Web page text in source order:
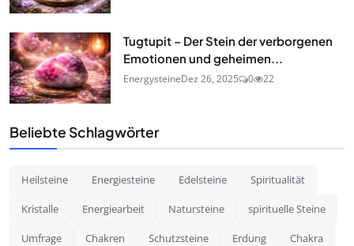
Tugtupit – Der Stein der verborgenen
Emotionen und geheimen...
EnergysteineDez 26, 2025 0 22
Beliebte Schlagwörter
Heilsteine Energiesteine Edelsteine Spiritualität
Kristalle Energiearbeit Natursteine spirituelle Steine
Umfrage Chakren Schutzsteine Erdung Chakra